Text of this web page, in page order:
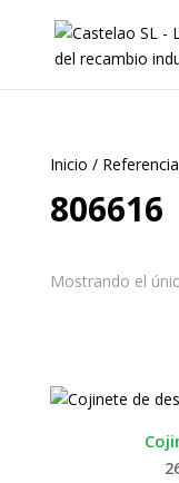
Inicio /
806616
Mostrando el